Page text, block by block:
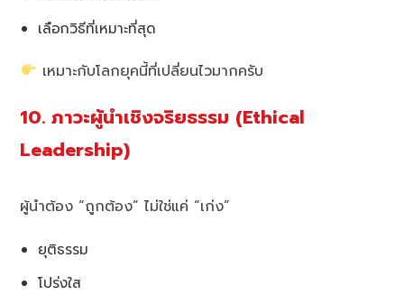
เลือกวิธีที่เหมาะที่สุด
เหมาะกับโลกยุคนี้ที่เปลี่ยนไวมากครับ
10. ภาวะผู้นำเชิงจริยธรรม (Ethical
Leadership)
ผู้นำต้อง “ถูกต้อง” ไม่ใช่แค่ “เก่ง”
ยุติธรรม
โปร่งใส